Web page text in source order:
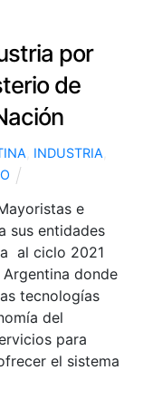
por
de
INDUSTRIA
e
sus entidades
al ciclo 2021
donde
tecnologías
del
para
el sistema